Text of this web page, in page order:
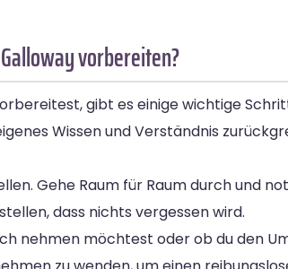
vorbereiten?
gibt es einige wichtige
Wissen und Verständnis
Gehe Raum für Raum durch und
dass nichts vergessen wird.
nehmen möchtest oder ob du den